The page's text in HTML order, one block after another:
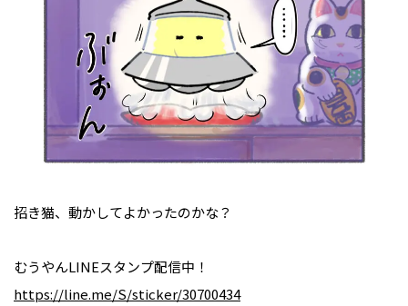
招き猫、動かしてよかったのかな？
むうやんLINEスタンプ配信中！
https://line.me/S/sticker/30700434